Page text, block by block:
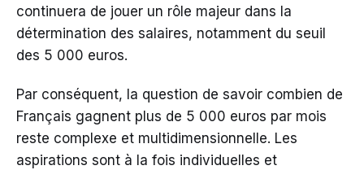
continuera de jouer un rôle majeur dans la
détermination des salaires, notamment du seuil
des 5 000 euros.
Par conséquent, la question de savoir combien de
Français gagnent plus de 5 000 euros par mois
reste complexe et multidimensionnelle. Les
aspirations sont à la fois individuelles et